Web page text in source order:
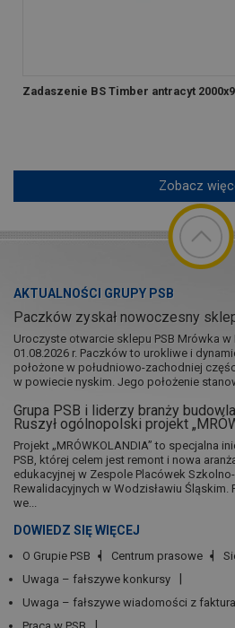
Zadaszenie BS Timber antracyt
Zobacz
AKTUALNOŚCI GRUPY PSB
Paczków zyskał nowoczesny
Uroczyste otwarcie sklepu PSB Mrówka w
01.08.2026 r. Paczków to urokliwe i
położone w południowo-zachodniej
w powiecie nyskim. Jego położenie
Grupa PSB i liderzy branży
Ruszył ogólnopolski projekt
Projekt „MRÓWKOLANDIA” to specjalna
PSB, której celem jest remont i nowa
edukacyjnej w Zespole Placówek
Rewalidacyjnych w Wodzisławiu
we...
DOWIEDZ SIĘ WIĘCEJ
O Grupie PSB Centrum prasowe
Uwaga – fałszywe konkursy
Uwaga – fałszywe wiadomości z